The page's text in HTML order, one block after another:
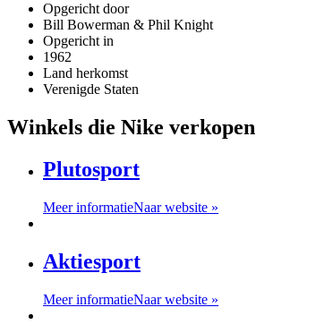
Opgericht door
Bill Bowerman & Phil Knight
Opgericht in
1962
Land herkomst
Verenigde Staten
Winkels die Nike verkopen
Plutosport
Meer informatieNaar website »
Aktiesport
Meer informatieNaar website »